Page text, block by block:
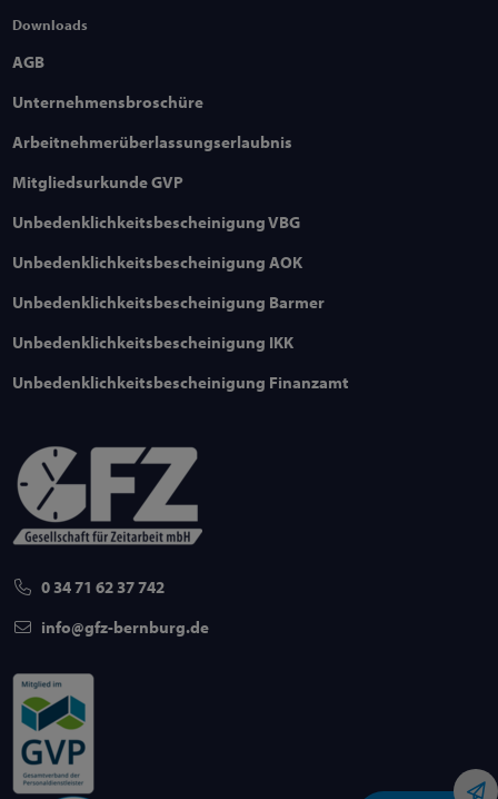
0 34 71 62 37 742
info
gfz-bernburg de
Downloads
AGB
Unternehmensbroschüre
Arbeitnehmerüberlassungserlaubnis
Mitgliedsurkunde GVP
Unbedenklichkeitsbescheinigung VBG
Unbedenklichkeitsbescheinigung AOK
Unbedenklichkeitsbescheinigung Barmer
Unbedenklichkeitsbescheinigung IKK
Unbedenklichkeitsbescheinigung Finanzamt